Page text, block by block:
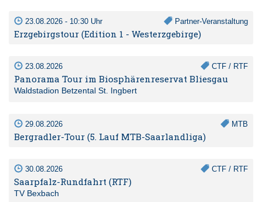
23.08.2026 - 10:30 Uhr Partner-Veranstaltung
Erzgebirgstour (Edition 1 - Westerzgebirge)
23.08.2026 CTF / RTF
Panorama Tour im Biosphärenreservat Bliesgau
Waldstadion Betzental St. Ingbert
29.08.2026 MTB
Bergradler-Tour (5. Lauf MTB-Saarlandliga)
30.08.2026 CTF / RTF
Saarpfalz-Rundfahrt (RTF)
TV Bexbach